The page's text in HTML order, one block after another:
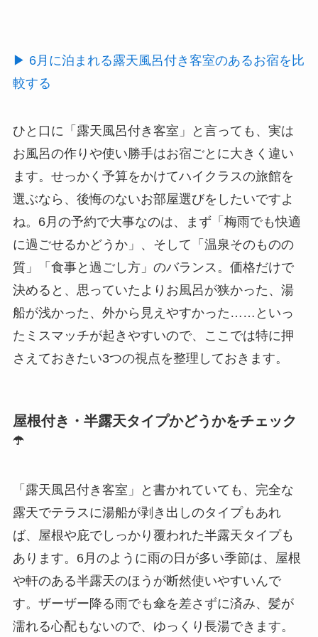
▶ 6月に泊まれる露天風呂付き客室のあるお宿を比
較する
ひと口に「露天風呂付き客室」と言っても、実は
お風呂の作りや使い勝手はお宿ごとに大きく違い
ます。せっかく予算をかけてハイクラスの旅館を
選ぶなら、後悔のないお部屋選びをしたいですよ
ね。6月の予約で大事なのは、まず「梅雨でも快適
に過ごせるかどうか」、そして「温泉そのものの
質」「食事と過ごし方」のバランス。価格だけで
決めると、思っていたよりお風呂が狭かった、湯
船が浅かった、外から見えやすかった……といっ
たミスマッチが起きやすいので、ここでは特に押
さえておきたい3つの視点を整理しておきます。
屋根付き・半露天タイプかどうかをチェック
☂️
「露天風呂付き客室」と書かれていても、完全な
露天でテラスに湯船が剥き出しのタイプもあれ
ば、屋根や庇でしっかり覆われた半露天タイプも
あります。6月のように雨の日が多い季節は、屋根
や軒のある半露天のほうが断然使いやすいんで
す。ザーザー降る雨でも傘を差さずに済み、髪が
濡れる心配もないので、ゆっくり長湯できます。